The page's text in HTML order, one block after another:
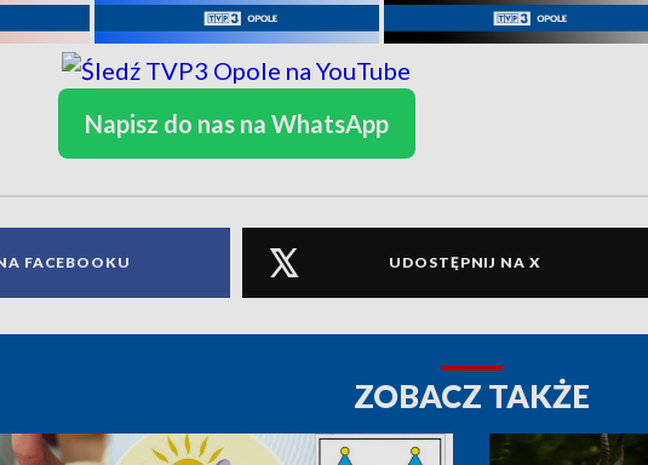
Napisz do nas na WhatsApp
FACEBOOKU UDOSTĘPNIJ NA X
ZOBACZ TAKŻE